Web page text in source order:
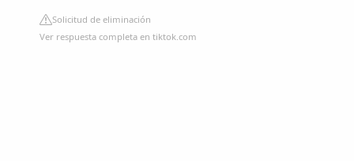
Solicitud de eliminación
Ver respuesta completa en tiktok.com